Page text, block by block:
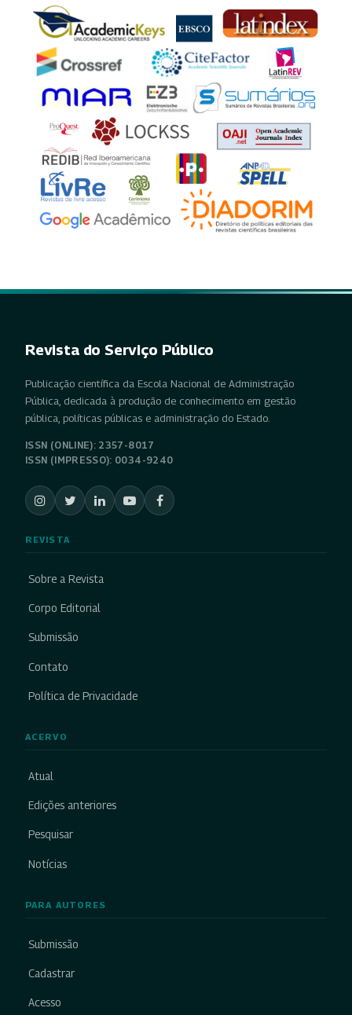
Revista do Serviço Público
Publicação científica da Escola Nacional de Administração
Pública, dedicada à produção de conhecimento em gestão
pública, políticas públicas e administração do Estado.
ISSN (ONLINE): 2357-8017
ISSN (IMPRESSO): 0034-9240
REVISTA
Sobre a Revista
Corpo Editorial
Submissão
Contato
Política de Privacidade
ACERVO
Atual
Edições anteriores
Pesquisar
Notícias
PARA AUTORES
Submissão
Cadastrar
Acesso